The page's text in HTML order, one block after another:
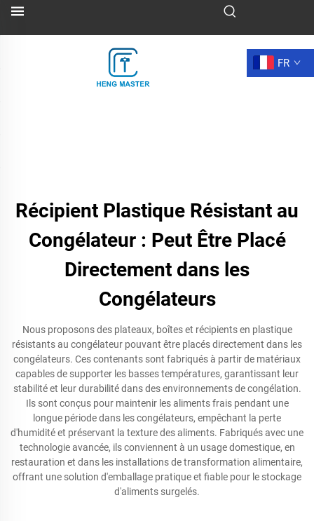
FR
Récipient Plastique Résistant au
Congélateur : Peut Être Placé
Directement dans les
Congélateurs
Nous proposons des plateaux, boîtes et récipients en plastique
résistants au congélateur pouvant être placés directement dans les
congélateurs. Ces contenants sont fabriqués à partir de matériaux
capables de supporter les basses températures, garantissant leur
stabilité et leur durabilité dans des environnements de congélation.
Ils sont conçus pour maintenir les aliments frais pendant une
longue période dans les congélateurs, empêchant la perte
d'humidité et préservant la texture des aliments. Fabriqués avec une
technologie avancée, ils conviennent à un usage domestique, en
restauration et dans les installations de transformation alimentaire,
offrant une solution d'emballage pratique et fiable pour le stockage
d'aliments surgelés.